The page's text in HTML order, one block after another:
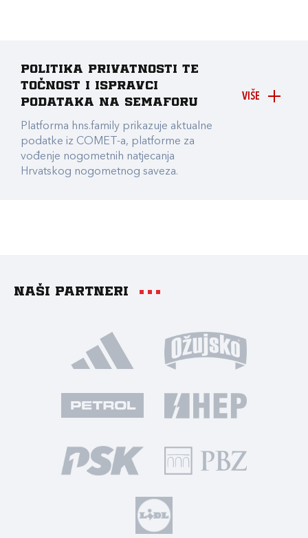
VIŠE
Politika privatnosti te
točnost i ispravci
podataka na Semaforu
Platforma hns.family prikazuje aktualne
podatke iz COMET-a, platforme za
vođenje nogometnih natjecanja
Hrvatskog nogometnog saveza.
Naši partneri